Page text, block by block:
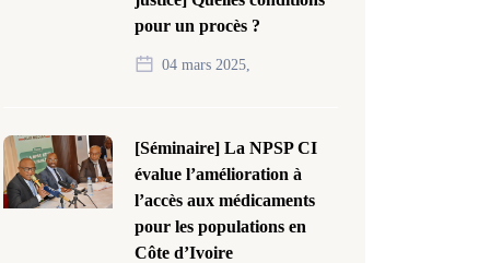
pour un procès ?
04 mars 2025,
[Séminaire] La NPSP CI
évalue l’amélioration à
l’accès aux médicaments
pour les populations en
Côte d’Ivoire